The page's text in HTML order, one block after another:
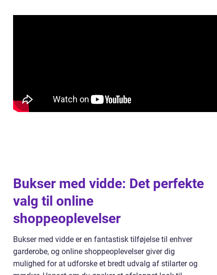
Bukser med vidde: Det perfekte
valg til online
shoppeoplevelser
Bukser med vidde er en fantastisk tilføjelse til enhver
garderobe, og online shoppeoplevelser giver dig
mulighed for at udforske et bredt udvalg af stilarter og